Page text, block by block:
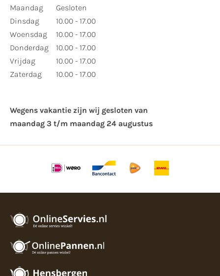
Maandag
Dinsdag
Woensdag
Donderdag
Vrijdag
Zaterdag
Gesloten
10.00 - 17.00
10.00 - 17.00
10.00 - 17.00
10.00 - 17.00
10.00 - 17.00
Wegens vakantie zijn wij gesloten van ​
maandag 3 t/m maandag 24 augustus